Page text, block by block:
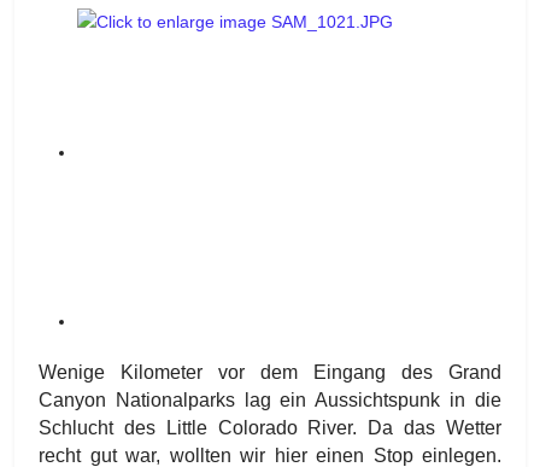
Wenige Kilometer vor dem Eingang des Grand
Canyon Nationalparks lag ein Aussichtspunk in die
Schlucht des Little Colorado River. Da das Wetter
recht gut war, wollten wir hier einen Stop einlegen.